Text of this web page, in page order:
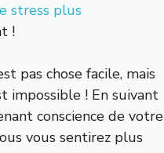
stress plus
!
pas chose facile, mais
impossible ! En suivant
conscience de votre
vous sentirez plus